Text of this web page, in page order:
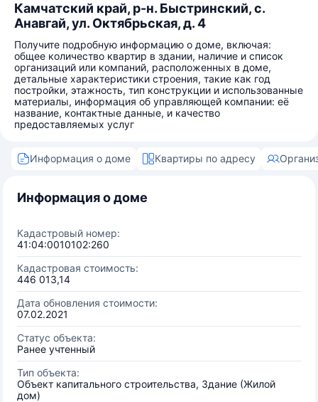
Камчатский край, р-н. Быстринский, с.
Анавгай, ул. Октябрьская, д. 4
Получите подробную информацию о доме, включая:
общее количество квартир в здании, наличие и список
организаций или компаний, расположенных в доме,
детальные характеристики строения, такие как год
постройки, этажность, тип конструкции и использованные
материалы, информация об управляющей компании: её
название, контактные данные, и качество
предоставляемых услуг
Информация о доме Квартиры по адресу
Информация о доме
Кадастровый номер:
41:04:0010102:260
Кадастровая стоимость:
446 013,14
Дата обновления стоимости:
07.02.2021
Статус объекта:
Ранее учтенный
Тип объекта:
Объект капитального строительства, Здание (Жилой
дом)